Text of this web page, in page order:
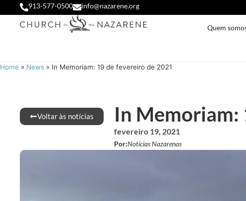
913-577-0500 info@nazarene.org
Quem
Home » News » In Memoriam: 19 de fevereiro de 2021
Voltar às notícias In Memoriam:
fevereiro 19, 2021
Por:Notícias Nazarenas